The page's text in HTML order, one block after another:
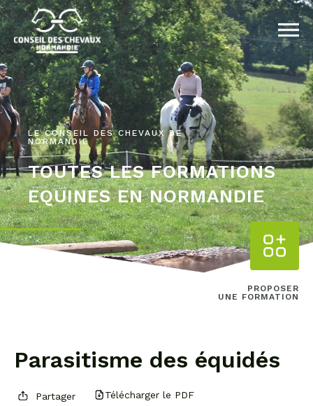
LE CONSEIL DES CHEVAUX DE
NORMANDIE
TOUTES LES FORMATIONS
EQUINES EN NORMANDIE
PROPOSER
UNE FORMATION
Parasitisme des équidés
Partager Télécharger le PDF